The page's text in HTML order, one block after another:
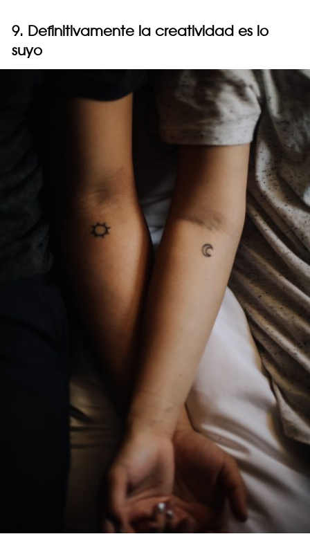
9. Definitivamente la creatividad es lo
suyo